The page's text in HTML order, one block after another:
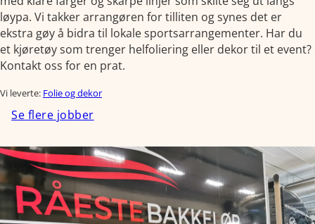
løypa. Vi takker arrangøren for tilliten og synes det er
ekstra gøy å bidra til lokale sportsarrangementer. Har du
et kjøretøy som trenger helfoliering eller dekor til et event?
Kontakt oss for en prat.
Vi leverte: Folie og dekor
Se flere jobber